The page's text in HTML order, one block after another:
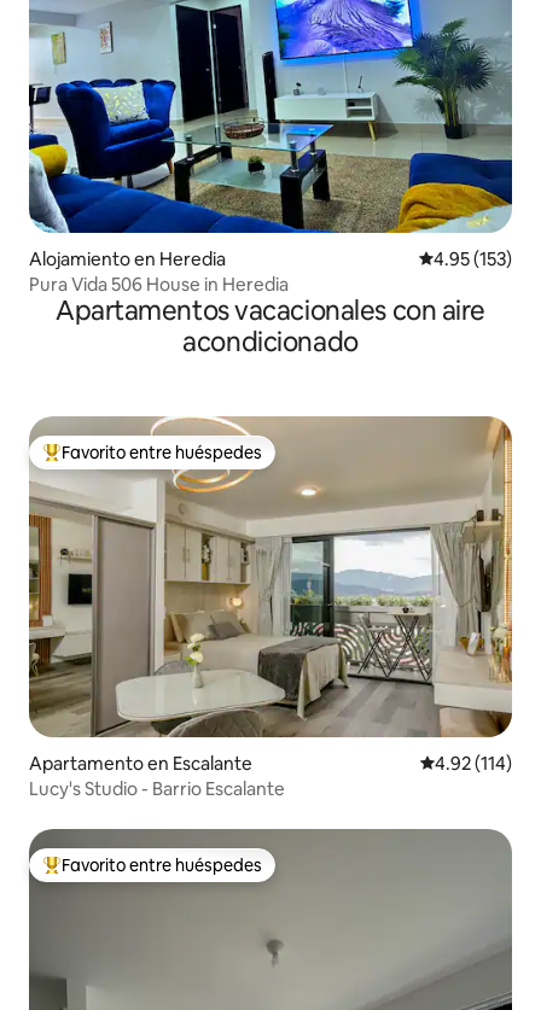
Alojamiento en Heredia Calificación
4.95 (153)
Pura Vida 506 House in Heredia
Apartamentos vacacionales con aire
acondicionado
Favorito entre huéspedes preferido
Favorito entre huéspedes
Apartamento en Escalante Calificación
4.92 (114)
Lucy's Studio - Barrio Escalante
Favorito entre huéspedes preferido
Favorito entre huéspedes